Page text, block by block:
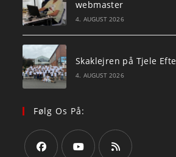
webmaster
4. AUGUST 2026
Skaklejren på Tjele
4. AUGUST 2026
Følg Os På: